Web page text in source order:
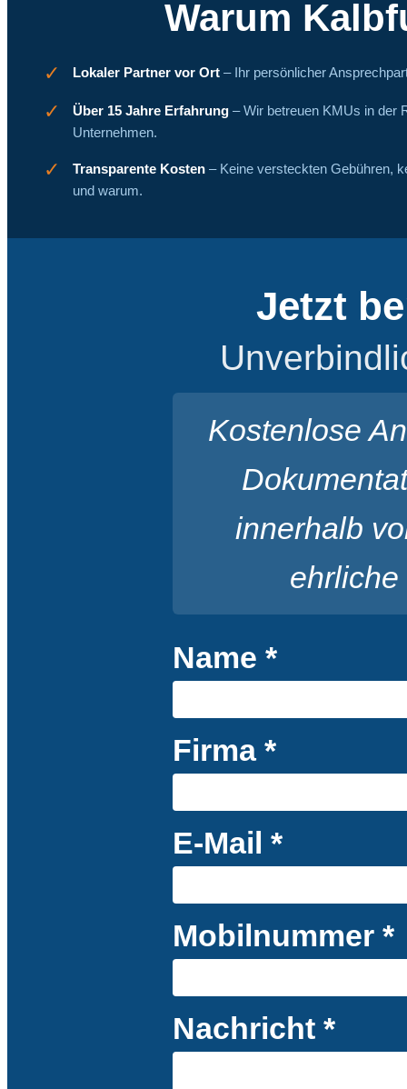
Warum
✓ Lokaler Partner vor Ort – Ihr persönlicher
✓ Über 15 Jahre Erfahrung – Wir betreuen KMUs in der
Unternehmen.
✓ Transparente Kosten – Keine versteckten Gebühren,
und warum.
Jetzt
Kostenlose
innerhalb
Name *
Firma *
E-Mail *
Mobilnummer *
Nachricht *